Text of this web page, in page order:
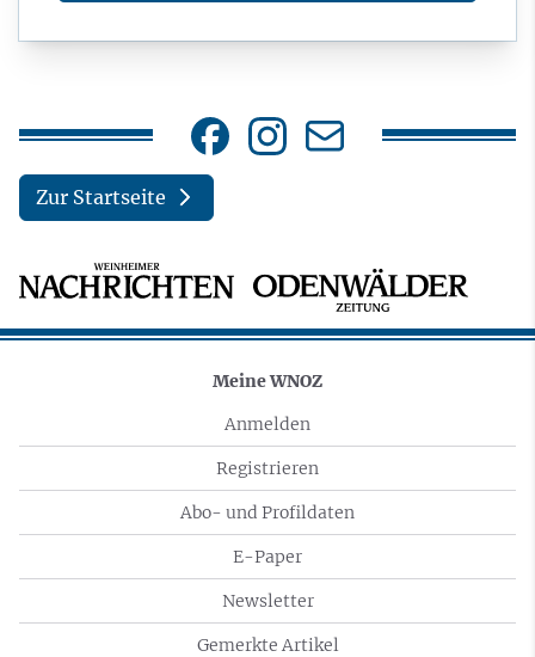
Zur Startseite
Meine WNOZ
Anmelden
Registrieren
Abo- und Profildaten
E-Paper
Newsletter
Gemerkte Artikel